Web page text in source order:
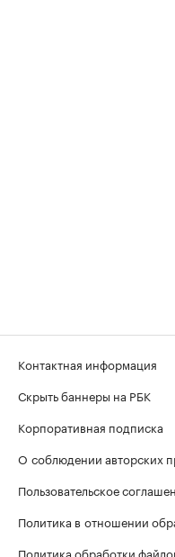
Контактная информация
Скрыть баннеры на РБК
Корпоративная подписка
О соблюдении авторских
Пользовательское
Политика в отношении
Политика обработки